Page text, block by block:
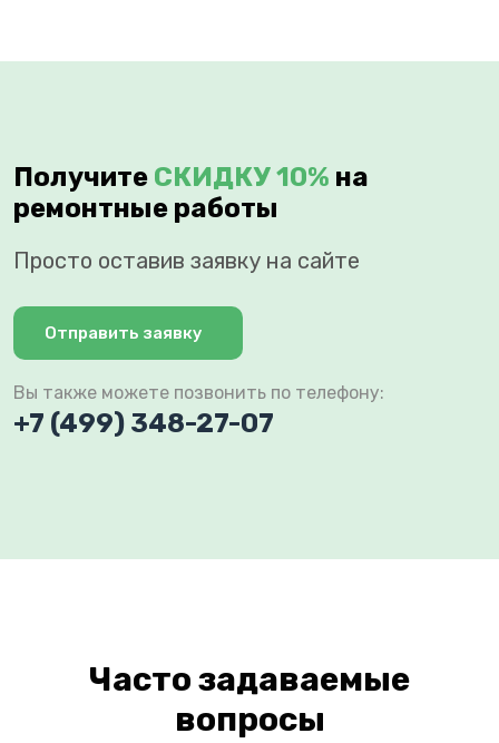
Получите СКИДКУ 10% на
ремонтные работы
Просто оставив заявку на сайте
Отправить заявку
Вы также можете позвонить по телефону:
+7 (499) 348-27-07
Часто задаваемые
вопросы